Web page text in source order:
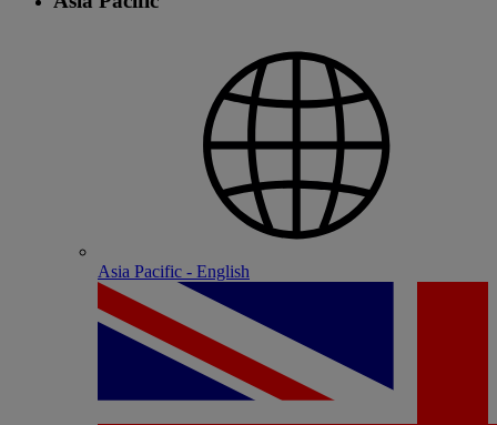
Asia Pacific - English